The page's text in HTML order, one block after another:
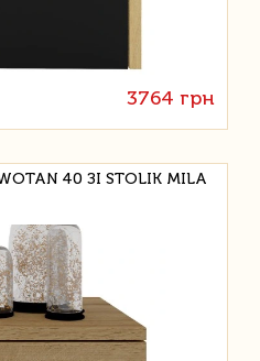
3764 грн
40 ЗІ STOLIK MILA